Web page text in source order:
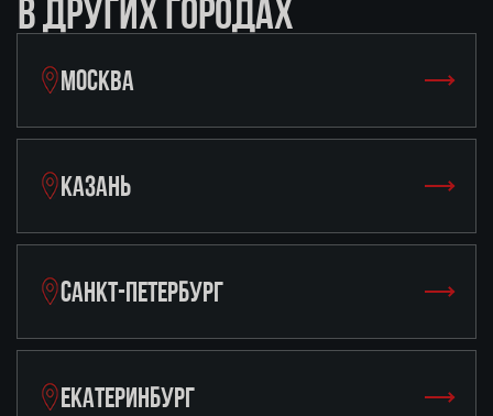
В ДРУГИХ ГОРОДАХ
МОСКВА
КАЗАНЬ
САНКТ-ПЕТЕРБУРГ
ЕКАТЕРИНБУРГ